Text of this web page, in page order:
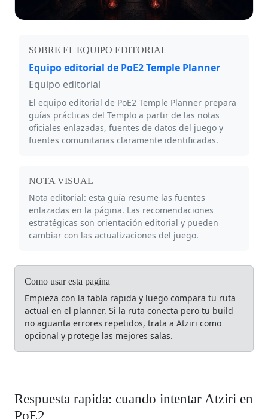
SOBRE EL EQUIPO EDITORIAL
Equipo editorial de PoE2 Temple Planner
Equipo editorial
El equipo editorial de PoE2 Temple Planner prepara
guías prácticas del Templo a partir de las notas
oficiales enlazadas, fuentes de datos del juego y
fuentes comunitarias claramente identificadas.
NOTA VISUAL
Nota editorial: esta guía resume las fuentes
enlazadas en la página. Las recomendaciones
estratégicas son orientación editorial y pueden
cambiar con las actualizaciones del juego.
Como usar esta pagina
Empieza con la tabla rapida y luego compara tu ruta
actual en el planner. Si la ruta conecta pero tu build
no aguanta errores repetidos, trata a Atziri como
opcional y protege las mejores salas.
Respuesta rapida: cuando intentar Atziri en
PoE2